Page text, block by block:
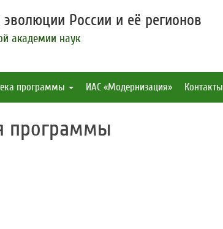
России и её регионов
академии наук
программы ИАС «Модернизация» Контакты
программы